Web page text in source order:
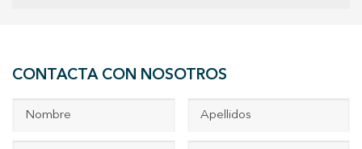
CONTACTO
CONTACTA CON NOSOTROS